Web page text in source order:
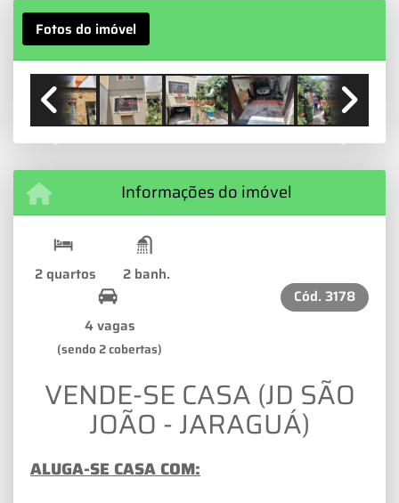
Fotos do imóvel
Previous Next
Informações do imóvel
2 quartos 2 banh.
4 vagas
(sendo 2 cobertas)
Cód. 3178
VENDE-SE CASA (JD SÃO
JOÃO - JARAGUÁ)
ALUGA-SE CASA COM: